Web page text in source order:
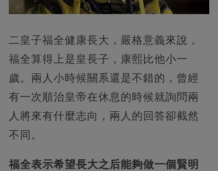
二皇子福全健康長大，嚴格意義來說，
福全算得上是皇長子，康熙比他小一
歲。兩人小時候關系還是不錯的，曾經
有一次順治皇帝在休息的時候就詢問兩
人將來有什麼志向，兩人的回答卻截然
不同。
福全表示希望長大之后能夠做一個賢明